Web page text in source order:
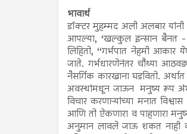
भावार्थ
डॉक्टर मुहम्मद अली अलबार यांनी
आपल्या, ‘खल्कुल इन्सान बैनत -
लिहितो, ‘‘गर्भपात नेहमी आकार
जाते. गर्भधारणेनंतर चौथ्या
नैसर्गिक कारखाना घडवितो.
अवस्थांमधून जाऊन मनुष्य रूप
विचार करणाऱ्यांच्या मनात
आणि तो ऐकणारा व पाहणारा
अनुमान लावले जाऊ शकत नाही